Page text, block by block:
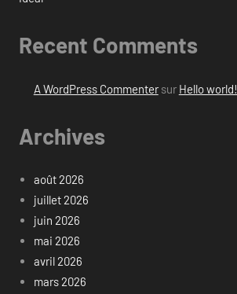
Recent Comments
A WordPress Commentersur Hello world!
Archives
août 2026
juillet 2026
juin 2026
mai 2026
avril 2026
mars 2026